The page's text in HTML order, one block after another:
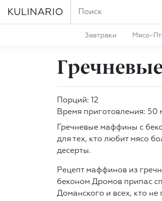
KULINARIO
Завтраки Мясо-
Порций: 12
Время приготовления: 50
Гречневые маффины с
для тех, кто любит мясо
десерты.
Рецепт маффинов из
беконом Дромов припас
Доманского и всех, кто не